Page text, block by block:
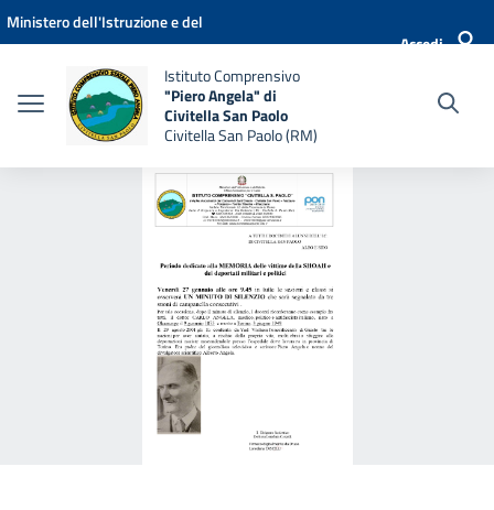
Vai ai contenuti
Vai al menu di navigazione
Vai al footer
Ministero dell'Istruzione e del
Accedi
Istituto Comprensivo
"Piero Angela" di
Civitella San Paolo
Civitella San Paolo (RM)